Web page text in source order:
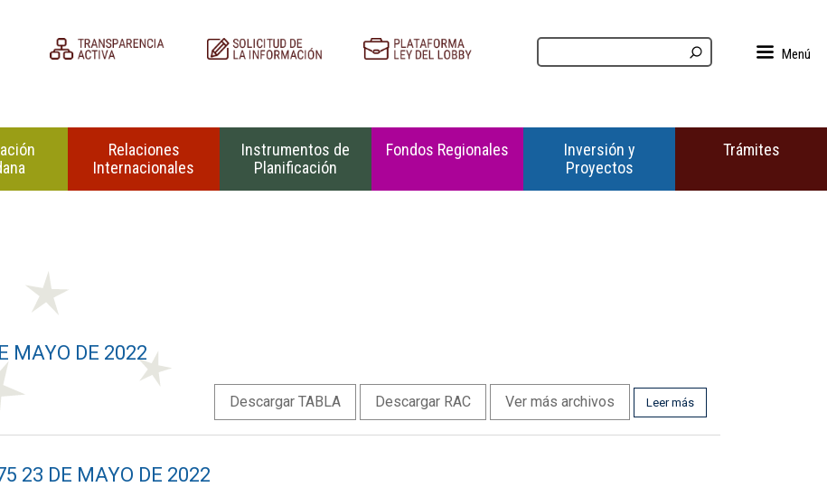
Menú
Relaciones
Internacionales
Instrumentos de
Planificación
Fondos Regionales
Inversión y
Proyectos
Trámites
MAYO DE 2022
Descargar TABLA Descargar RAC Ver más archivos Leer más
23 DE MAYO DE 2022